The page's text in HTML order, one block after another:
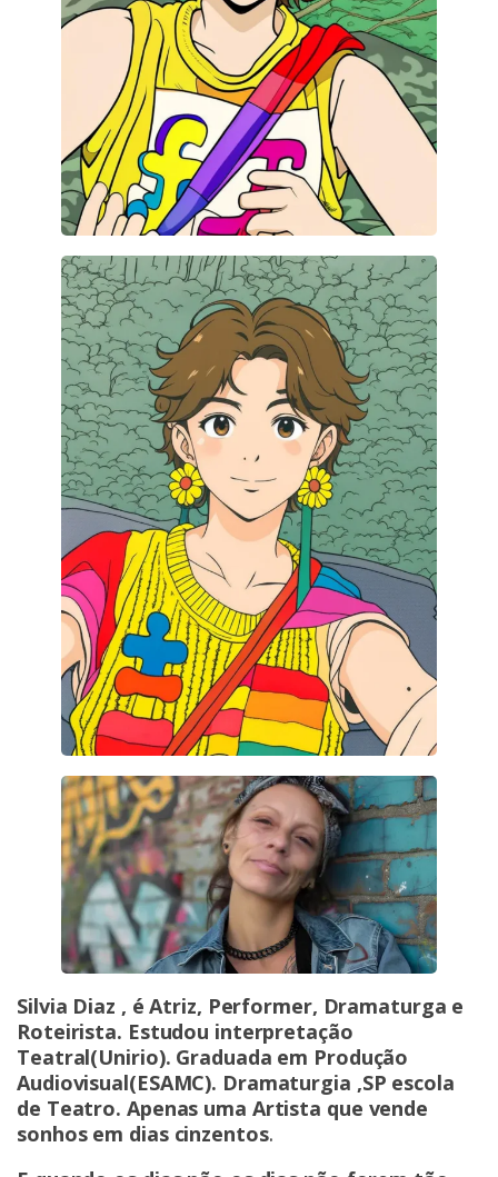
Silvia Diaz , é Atriz, Performer, Dramaturga e
Roteirista. Estudou interpretação
Teatral(Unirio). Graduada em Produção
Audiovisual(ESAMC). Dramaturgia ,SP escola
de Teatro. Apenas uma Artista que vende
sonhos em dias cinzentos.